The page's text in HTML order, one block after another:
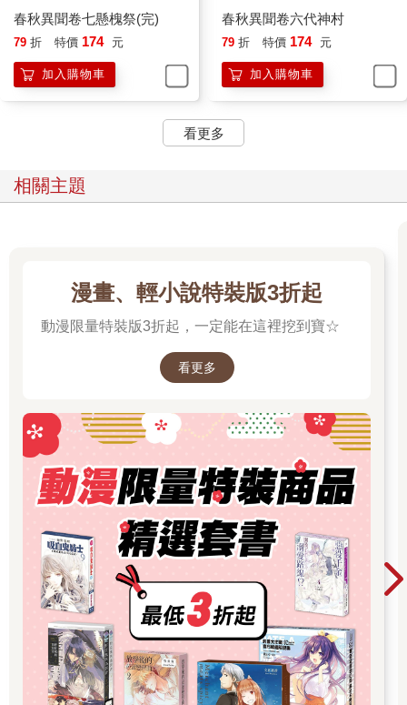
春秋異聞卷七懸槐祭(完)
79 折 特價 174 元
加入購物車
春秋異聞卷六代神村
79 折 特價 174 元
加入購物車
看更多
相關主題
漫畫、輕小說特裝版3折起
動漫限量特裝版3折起，一定能在這裡挖到寶☆
看更多